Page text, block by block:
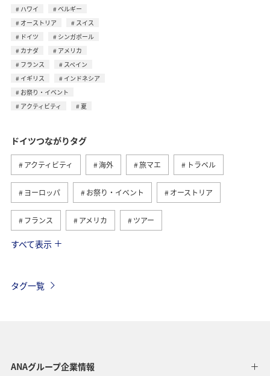
ハワイ
ベルギー
オーストリア
スイス
ドイツ
シンガポール
カナダ
アメリカ
フランス
スペイン
イギリス
インドネシア
お祭り・イベント
アクティビティ
夏
ドイツつながりタグ
アクティビティ 海外 旅マエ トラベル
ヨーロッパ お祭り・イベント オーストリア
フランス アメリカ ツアー
旅ナカ
すべて表示
タグ一覧
ANAグループ企業情報